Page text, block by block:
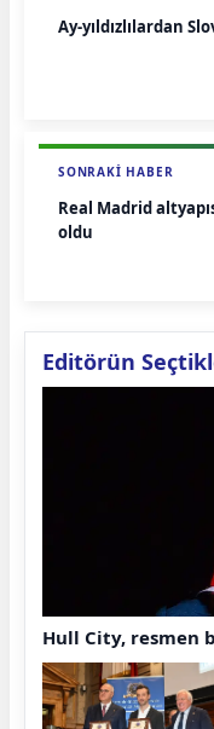
Ay-yıldızlılardan
SONRAKI HABER
Real Madrid
oldu
Editörün
Hull City, resmen